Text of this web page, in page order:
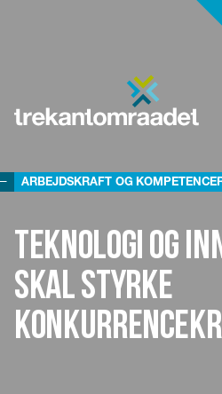
ARBEJDSKRAFT OG
Teknologi og
skal styrke